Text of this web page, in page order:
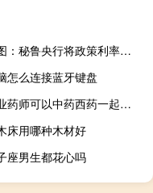
看图：秘鲁央行将政策利率从7.50%下调至7.25% 为连续第二个月降息
怎么连接蓝牙键盘
执业药师可以中药西药一起考吗
床用哪种木材好
座男生都花心吗